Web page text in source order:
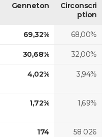
Genneton
Circonscri
ption
69,32% 68,00%
30,68% 32,00%
4,02% 3,94%
1,72% 1,69%
174 58 026